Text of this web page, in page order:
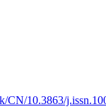
CN/10.3863/